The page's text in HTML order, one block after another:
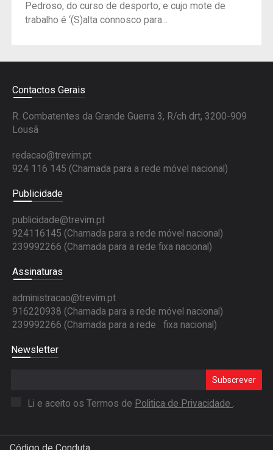
Pedroso, do curso de desporto, e cujo mote de
trabalho é ‘(S)alta connosco para...
Contactos Gerais
R. Combatentes da Grande Guerra 3, R/ch drt, 3200-909
Lousã
redacao@trevim.pt
924 116 145 (Chamada para a rede móvel nacional)
Publicidade
publicidade@trevim.pt
924116145 (Chamada para a rede móvel nacional)
239992266 (Chamada para a rede fixa nacional)
Assinaturas
administracao@trevim.pt
916220938 (Chamada para a rede móvel nacional)
239992266 (Chamada para a rede fixa nacional)
Newsletter
Subscrever
Li e aceito os Termos de Politica de Privacidade